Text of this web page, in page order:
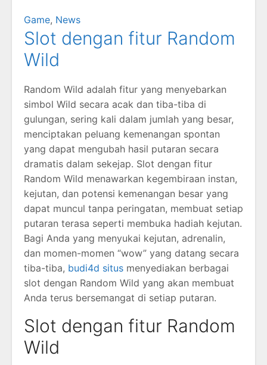
Game, News
Slot dengan fitur Random
Wild
Random Wild adalah fitur yang menyebarkan
simbol Wild secara acak dan tiba-tiba di
gulungan, sering kali dalam jumlah yang besar,
menciptakan peluang kemenangan spontan
yang dapat mengubah hasil putaran secara
dramatis dalam sekejap. Slot dengan fitur
Random Wild menawarkan kegembiraan instan,
kejutan, dan potensi kemenangan besar yang
dapat muncul tanpa peringatan, membuat setiap
putaran terasa seperti membuka hadiah kejutan.
Bagi Anda yang menyukai kejutan, adrenalin,
dan momen-momen “wow” yang datang secara
tiba-tiba, budi4d situs menyediakan berbagai
slot dengan Random Wild yang akan membuat
Anda terus bersemangat di setiap putaran.
Slot dengan fitur Random
Wild